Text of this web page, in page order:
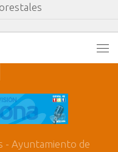
- Ayuntamiento de